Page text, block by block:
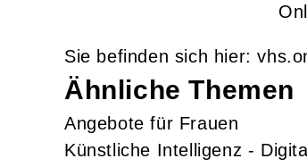
Ähnliche Themen
Angebote für Frauen
Künstliche Intelligenz -